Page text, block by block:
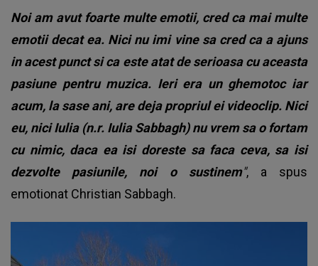
Noi am avut foarte multe emotii, cred ca mai multe
emotii decat ea. Nici nu imi vine sa cred ca a ajuns
in acest punct si ca este atat de serioasa cu aceasta
pasiune pentru muzica. Ieri era un ghemotoc iar
acum, la sase ani, are deja propriul ei videoclip. Nici
eu, nici Iulia (n.r. Iulia Sabbagh) nu vrem sa o fortam
cu nimic, daca ea isi doreste sa faca ceva, sa isi
dezvolte pasiunile, noi o sustinem", a spus
emotionat Christian Sabbagh.